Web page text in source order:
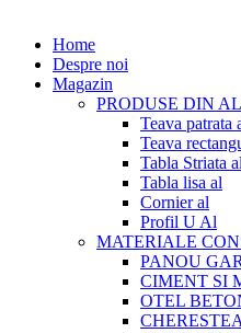
Home
Despre noi
Magazin
PRODUSE DIN
Teava patrata
Teava
Tabla Striata al
Tabla lisa al
Cornier al
Profil U Al
MATERIALE
PANOU
CIMENT SI
OTEL